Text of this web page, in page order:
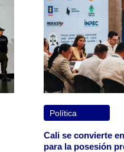
Política
Cali se convierte
para la posesión